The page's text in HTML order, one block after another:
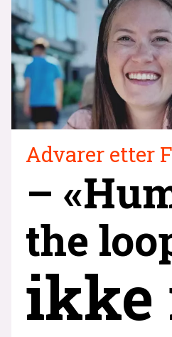
Advarer etter
–
the
ikke